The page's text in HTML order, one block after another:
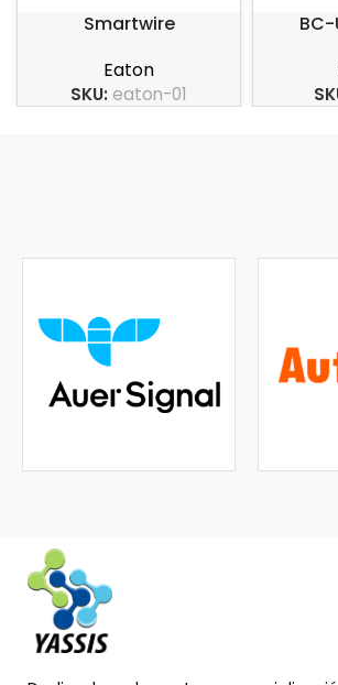
Smartwire
Eaton
SKU: eaton-01